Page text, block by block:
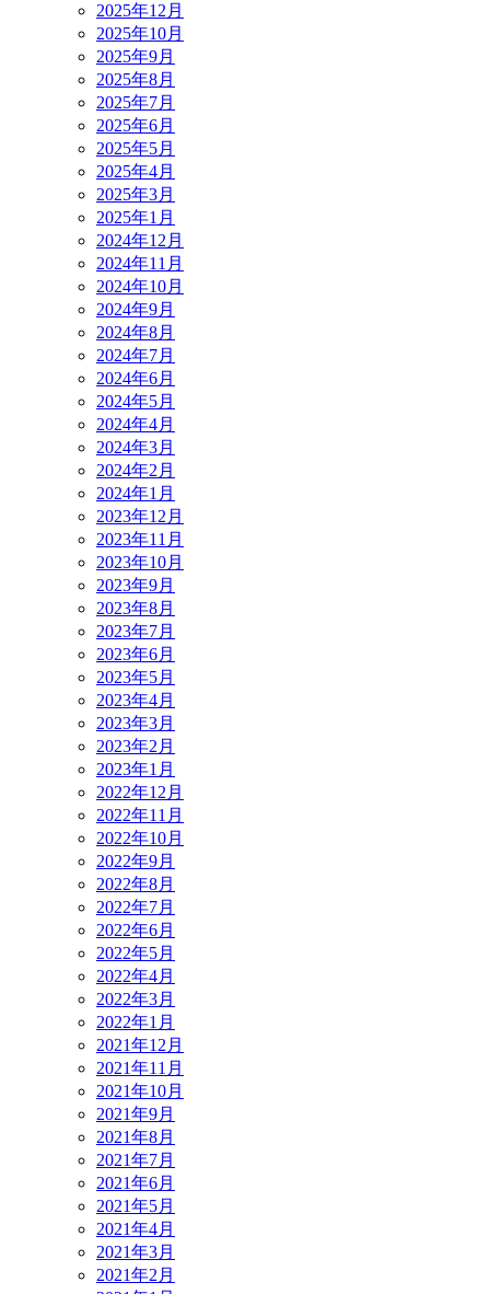
2025年12月
2025年10月
2025年9月
2025年8月
2025年7月
2025年6月
2025年5月
2025年4月
2025年3月
2025年1月
2024年12月
2024年11月
2024年10月
2024年9月
2024年8月
2024年7月
2024年6月
2024年5月
2024年4月
2024年3月
2024年2月
2024年1月
2023年12月
2023年11月
2023年10月
2023年9月
2023年8月
2023年7月
2023年6月
2023年5月
2023年4月
2023年3月
2023年2月
2023年1月
2022年12月
2022年11月
2022年10月
2022年9月
2022年8月
2022年7月
2022年6月
2022年5月
2022年4月
2022年3月
2022年1月
2021年12月
2021年11月
2021年10月
2021年9月
2021年8月
2021年7月
2021年6月
2021年5月
2021年4月
2021年3月
2021年2月